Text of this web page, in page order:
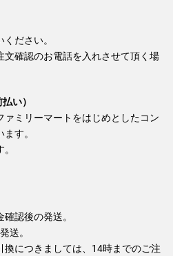
ださい。
確認のお電話を入れさせて頂く場
。
い）
ミリーマートをはじめとしたコン
す。
認後の発送。
送。
換につきましては、14時までのご注